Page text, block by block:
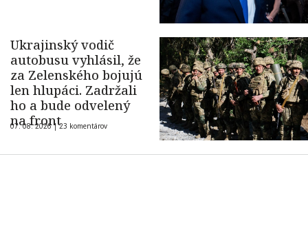
Ukrajinský vodič
autobusu vyhlásil, že
za Zelenského bojujú
len hlupáci. Zadržali
ho a bude odvelený
na front
07. 08. 2026 |23 komentárov